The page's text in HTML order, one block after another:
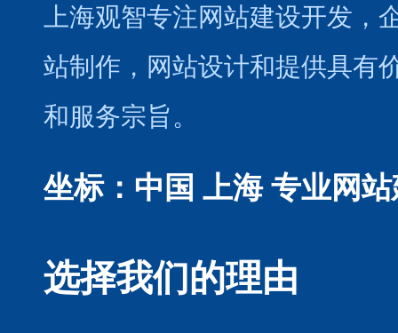
上海观智专注网站建设开发 ，
站制作 ， 网站设计和提供具有
和服务宗旨。
坐标：中国 上海 专业网
选择我们的理由